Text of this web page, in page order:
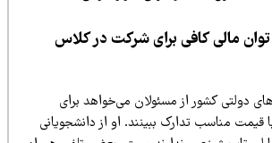
کافی برای شرکت در کلاس
کشور از مسئولان می‌خواهد برای
مناسب تدارک ببینند. او از دانشجویانی